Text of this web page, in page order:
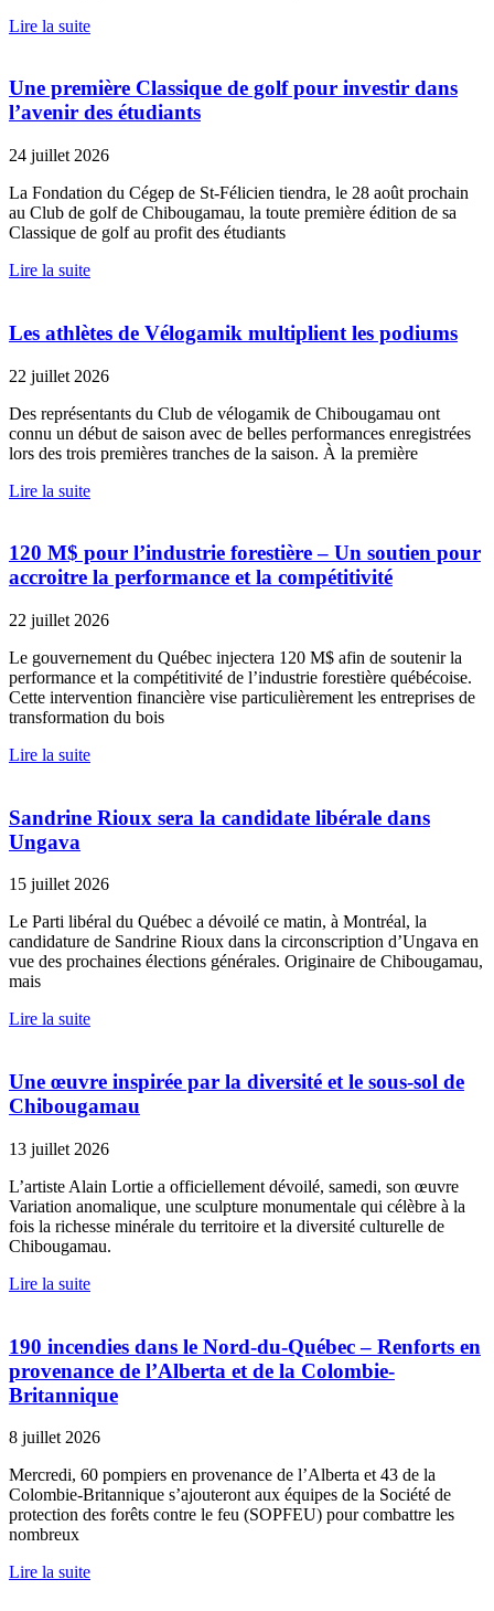
Lire la suite
Une première Classique de golf pour investir dans
l’avenir des étudiants
24 juillet 2026
La Fondation du Cégep de St-Félicien tiendra, le 28 août prochain
au Club de golf de Chibougamau, la toute première édition de sa
Classique de golf au profit des étudiants
Lire la suite
Les athlètes de Vélogamik multiplient les podiums
22 juillet 2026
Des représentants du Club de vélogamik de Chibougamau ont
connu un début de saison avec de belles performances enregistrées
lors des trois premières tranches de la saison. À la première
Lire la suite
120 M$ pour l’industrie forestière – Un soutien pour
accroitre la performance et la compétitivité
22 juillet 2026
Le gouvernement du Québec injectera 120 M$ afin de soutenir la
performance et la compétitivité de l’industrie forestière québécoise.
Cette intervention financière vise particulièrement les entreprises de
transformation du bois
Lire la suite
Sandrine Rioux sera la candidate libérale dans
Ungava
15 juillet 2026
Le Parti libéral du Québec a dévoilé ce matin, à Montréal, la
candidature de Sandrine Rioux dans la circonscription d’Ungava en
vue des prochaines élections générales. Originaire de Chibougamau,
mais
Lire la suite
Une œuvre inspirée par la diversité et le sous-sol de
Chibougamau
13 juillet 2026
L’artiste Alain Lortie a officiellement dévoilé, samedi, son œuvre
Variation anomalique, une sculpture monumentale qui célèbre à la
fois la richesse minérale du territoire et la diversité culturelle de
Chibougamau.
Lire la suite
190 incendies dans le Nord-du-Québec – Renforts en
provenance de l’Alberta et de la Colombie-
Britannique
8 juillet 2026
Mercredi, 60 pompiers en provenance de l’Alberta et 43 de la
Colombie-Britannique s’ajouteront aux équipes de la Société de
protection des forêts contre le feu (SOPFEU) pour combattre les
nombreux
Lire la suite